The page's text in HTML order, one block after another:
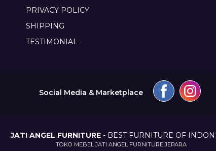
PRIVACY POLICY
SHIPPING
TESTIMONIAL
Social Media & Marketplace
JATI ANGEL FURNITURE- BEST FURNITURE OF
TOKO MEBEL JATI ANGEL FURNITURE JEPARA